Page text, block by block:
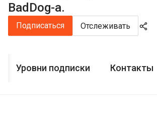
BadDog-a.
Подписаться Отслеживать
Уровни подписки Контакты